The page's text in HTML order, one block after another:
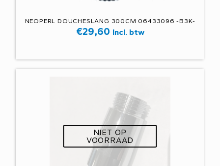
NEOPERL DOUCHESLANG 300CM 06433096 -B3K-
€29,60 Incl. btw
NIET OP
VOORRAAD